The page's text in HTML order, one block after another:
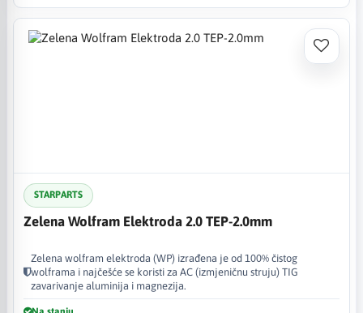
STARPARTS
Zelena Wolfram Elektroda 2.0 TEP-2.0mm
Zelena wolfram elektroda (WP) izrađena je od 100% čistog
wolframa i najčešće se koristi za AC (izmjeničnu struju) TIG
zavarivanje aluminija i magnezija.